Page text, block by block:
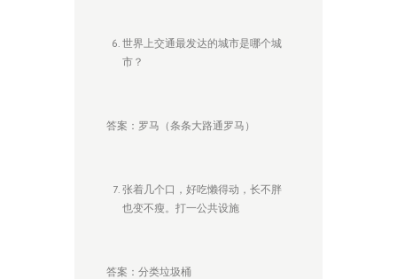
世界上交通最发达的城市是哪个城
市？
答案：罗马（条条大路通罗马）
张着几个口，好吃懒得动，长不胖
也变不瘦。打一公共设施
答案：分类垃圾桶